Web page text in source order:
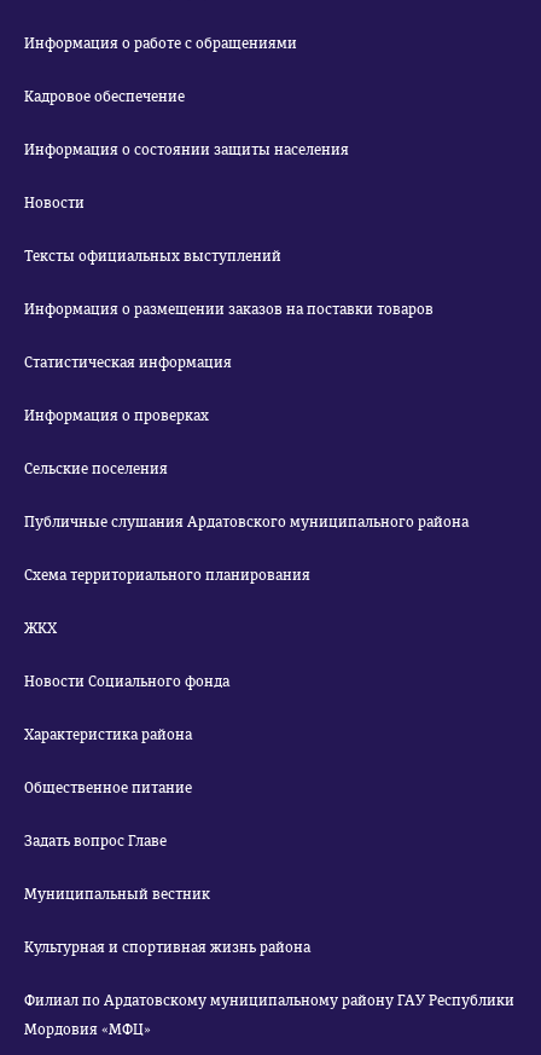
Информация о работе с обращениями
Кадровое обеспечение
Информация о состоянии защиты населения
Новости
Тексты официальных выступлений
Информация о размещении заказов на поставки товаров
Статистическая информация
Информация о проверках
Сельские поселения
Публичные слушания Ардатовского муниципального района
Схема территориального планирования
ЖКХ
Новости Социального фонда
Характеристика района
Общественное питание
Задать вопрос Главе
Муниципальный вестник
Культурная и спортивная жизнь района
Филиал по Ардатовскому муниципальному району ГАУ Республики
Мордовия «МФЦ»